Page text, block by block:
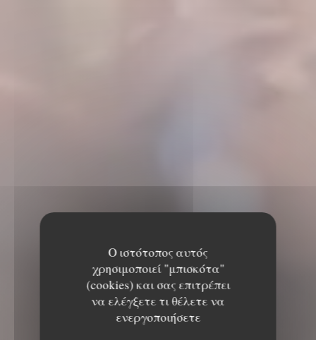
Ο ιστότοπος αυτός
χρησιμοποιεί "μπισκότα"
(cookies) και σας επιτρέπει
να ελέγξετε τι θέλετε να
ενεργοποιήσετε
ΓΚΟΥΡΜΈ ΕΣΤΙΑΤΌΡΙΟ